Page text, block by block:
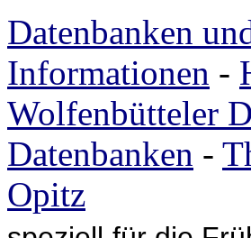
Datenbanken
Informationen -
Wolfenbütteler
Datenbanken -
Opitz